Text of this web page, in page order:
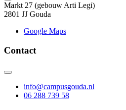
Markt 27 (gebouw Arti Legi)
2801 JJ Gouda
Google Maps
Contact
info@campusgouda.nl
06 288 739 58